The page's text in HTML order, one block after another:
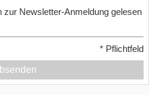
zur Newsletter-Anmeldung gelesen
* Pflichtfeld